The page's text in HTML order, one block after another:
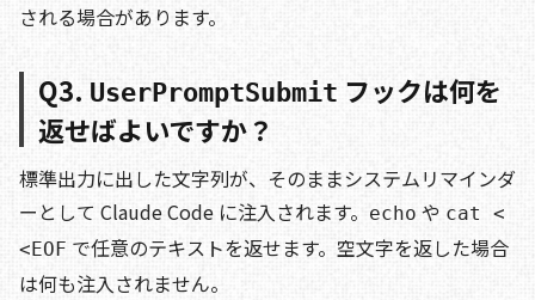
される場合があります。
Q3. UserPromptSubmit フックは何を
返せばよいですか？
標準出力に出した文字列が、そのままシステムリマインダ
ーとして Claude Code に注入されます。 echo や cat <
<EOF で任意のテキストを返せます。空文字を返した場合
は何も注入されません。